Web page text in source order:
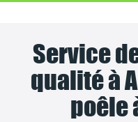
Service
qualité à
poêle